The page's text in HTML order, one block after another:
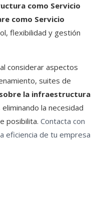
como Servicio
como Servicio
flexibilidad y gestión
considerar aspectos
suites de
la infraestructura
eliminando la necesidad
posibilita. Contacta con
eficiencia de tu empresa